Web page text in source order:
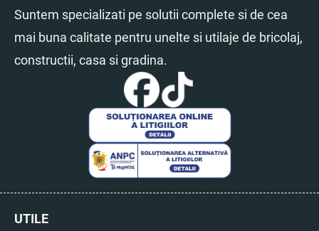
Suntem specializati pe solutii complete si de cea
mai buna calitate pentru unelte si utilaje de bricolaj,
constructii, casa si gradina.
UTILE